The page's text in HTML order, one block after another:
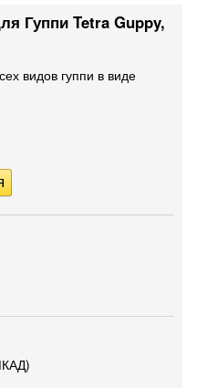
Гуппи Tetra Guppy,
видов гуппи в виде